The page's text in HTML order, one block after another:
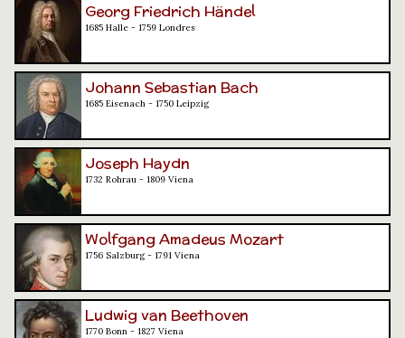
Georg Friedrich Händel
1685 Halle - 1759 Londres
Johann Sebastian Bach
1685 Eisenach - 1750 Leipzig
Joseph Haydn
1732 Rohrau - 1809 Viena
Wolfgang Amadeus Mozart
1756 Salzburg - 1791 Viena
Ludwig van Beethoven
1770 Bonn - 1827 Viena